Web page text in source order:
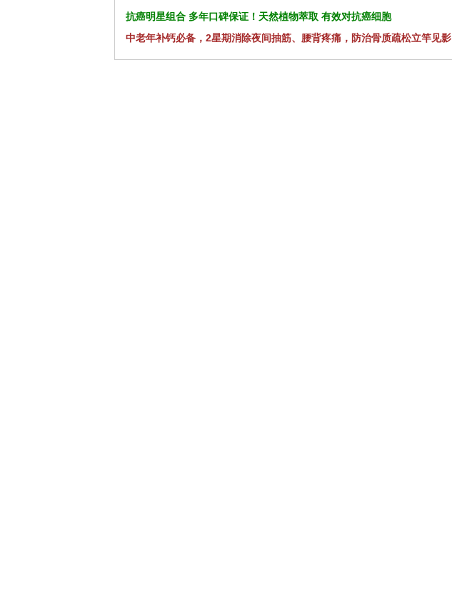
抗癌明星组合 多年口碑保证！天然植物萃取 有效对抗癌细胞
中老年补钙必备，2星期消除夜间抽筋、腰背疼痛，防治骨质疏松立竿见影